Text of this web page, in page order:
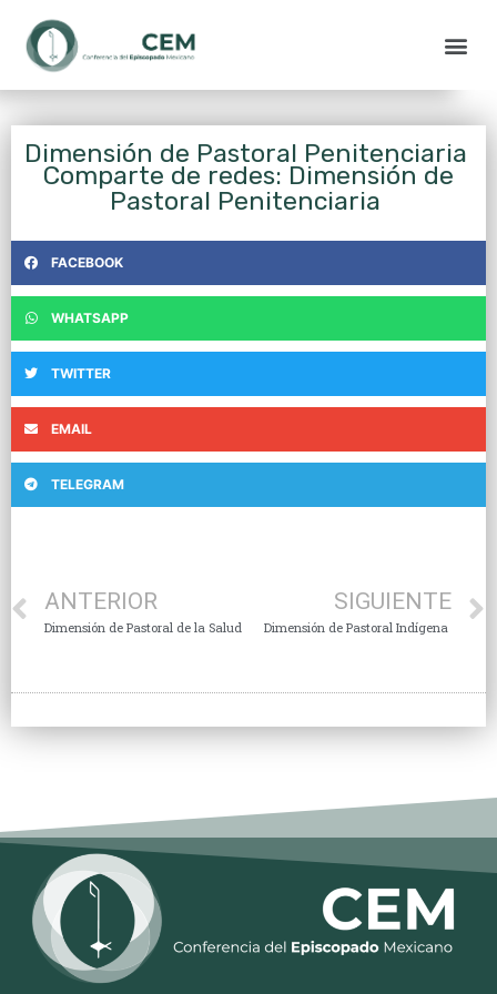
Dimensión de Pastoral Penitenciaria
Comparte de redes: Dimensión de
Pastoral Penitenciaria
FACEBOOK
WHATSAPP
TWITTER
EMAIL
TELEGRAM
ANTERIOR
Dimensión de Pastoral de la Salud
SIGUIENTE
Dimensión de Pastoral Indígena